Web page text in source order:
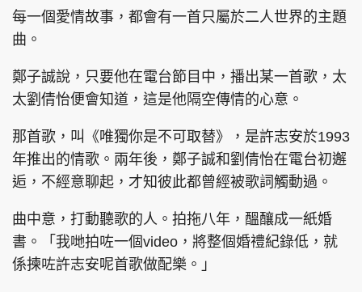
每一個愛情故事，都會有一首只屬於二人世界的主題
曲。
鄭子誠說，只要他在電台節目中，播出某一首歌，太
太劉倩怡便會知道，這是他隔空傳情的心意。
那首歌，叫《唯獨你是不可取替》，是許志安於1993
年推出的情歌。兩年後，鄭子誠和劉倩怡在電台初邂
逅，不經意聊起，才知彼此都曾經被歌詞觸動過。
曲中意，打動聽歌的人。拍拖八年，醞釀成一紙婚
書。「我哋拍咗一個video，將整個婚禮紀錄低，就
係揀咗許志安呢首歌做配樂。」